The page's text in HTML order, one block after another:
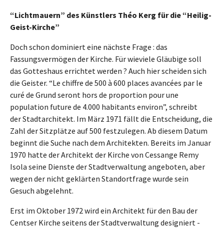
“Lichtmauern” des Künstlers Théo Kerg für die “Heilig-
Geist-Kirche”
Doch schon dominiert eine nächste Frage : das
Fassungsvermögen der Kirche. Für wieviele Gläubige soll
das Gotteshaus errichtet werden ? Auch hier scheiden sich
die Geister. “Le chiffre de 500 à 600 places avancées par le
curé de Grund seront hors de proportion pour une
population future de 4.000 habitants environ”, schreibt
der Stadtarchitekt. Im März 1971 fällt die Entscheidung, die
Zahl der Sitzplätze auf 500 festzulegen. Ab diesem Datum
beginnt die Suche nach dem Architekten. Bereits im Januar
1970 hatte der Architekt der Kirche von Cessange Remy
Isola seine Dienste der Stadtverwaltung angeboten, aber
wegen der nicht geklärten Standortfrage wurde sein
Gesuch abgelehnt.
Erst im Oktober 1972 wird ein Architekt für den Bau der
Centser Kirche seitens der Stadtverwaltung designiert -